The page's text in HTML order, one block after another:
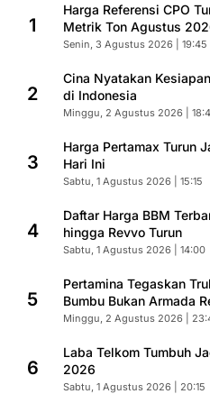
1
Harga Referensi CPO
Metrik Ton Agustus
Senin, 3 Agustus 2026 | 19:45
2
Cina Nyatakan
di Indonesia
Minggu, 2 Agustus 2026 |
3
Harga Pertamax Turun
Hari Ini
Sabtu, 1 Agustus 2026 | 15:15
4
Daftar Harga BBM
hingga Revvo Turun
Sabtu, 1 Agustus 2026 | 14:00
5
Pertamina Tegaskan
Bumbu Bukan Armada
Minggu, 2 Agustus 2026 |
6
Laba Telkom Tumbuh
2026
Sabtu, 1 Agustus 2026 | 20:15